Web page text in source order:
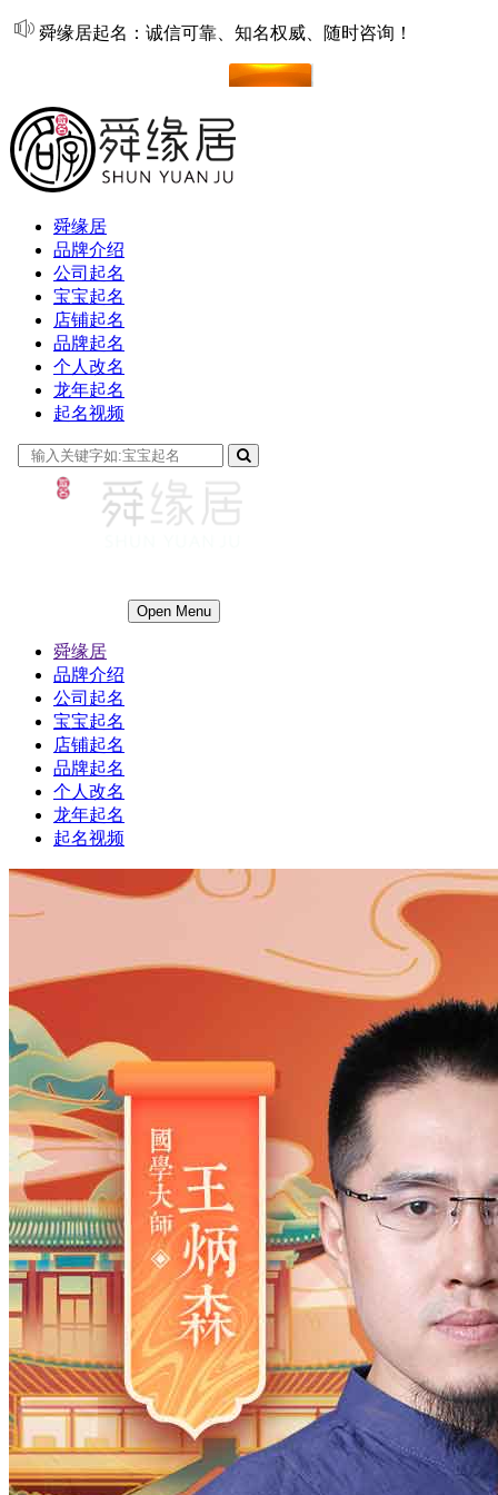
舜缘居起名：诚信可靠、知名权威、随时咨询！
舜缘居
品牌介绍
公司起名
宝宝起名
店铺起名
品牌起名
个人改名
龙年起名
起名视频
Open Menu
舜缘居
品牌介绍
公司起名
宝宝起名
店铺起名
品牌起名
个人改名
龙年起名
起名视频